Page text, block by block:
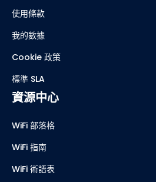
使用條款
我的數據
Cookie 政策
標準 SLA
資源中心
WiFi 部落格
WiFi 指南
WiFi 術語表